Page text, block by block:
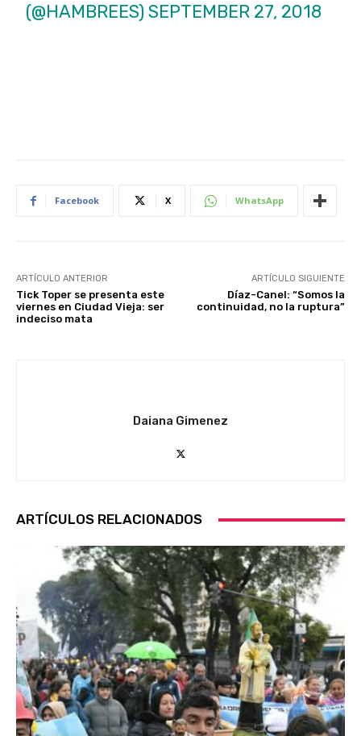
(@HAMBREES)SEPTEMBER 27, 2018
Facebook X WhatsApp
ARTÍCULO ANTERIOR
Tick Toper se presenta este
viernes en Ciudad Vieja: ser
indeciso mata
ARTÍCULO SIGUIENTE
Díaz-Canel: “Somos la
continuidad, no la ruptura”
Daiana Gimenez
ARTÍCULOS RELACIONADOS